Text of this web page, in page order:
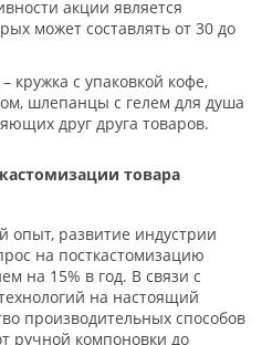
акции является
может составлять от 30 до
кружка с упаковкой кофе,
шлепанцы с гелем для душа
друг друга товаров.
товара
опыт, развитие индустрии
на посткастомизацию
на 15% в год. В связи с
на настоящий
производительных способов
ручной компоновки до